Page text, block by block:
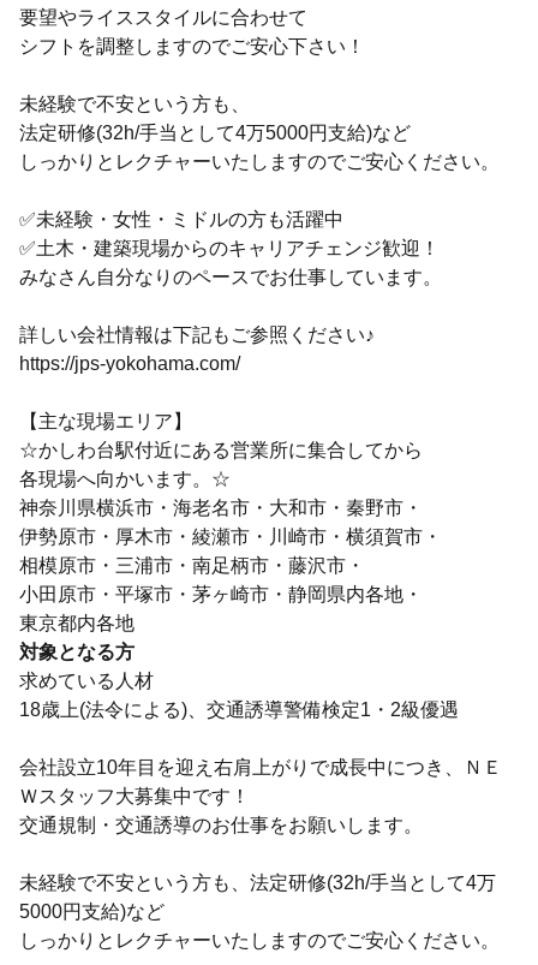
要望やライススタイルに合わせて
シフトを調整しますのでご安心下さい！
未経験で不安という方も、
法定研修(32h/手当として4万5000円支給)など
しっかりとレクチャーいたしますのでご安心ください。
✅未経験・女性・ミドルの方も活躍中
✅土木・建築現場からのキャリアチェンジ歓迎！
みなさん自分なりのペースでお仕事しています。
詳しい会社情報は下記もご参照ください♪
https://jps-yokohama.com/
【主な現場エリア】
☆かしわ台駅付近にある営業所に集合してから
各現場へ向かいます。☆
神奈川県横浜市・海老名市・大和市・秦野市・
伊勢原市・厚木市・綾瀬市・川崎市・横須賀市・
相模原市・三浦市・南足柄市・藤沢市・
小田原市・平塚市・茅ヶ崎市・静岡県内各地・
東京都内各地
対象となる方
求めている人材
18歳上(法令による)、交通誘導警備検定1・2級優遇
会社設立10年目を迎え右肩上がりで成長中につき、ＮＥ
Ｗスタッフ大募集中です！
交通規制・交通誘導のお仕事をお願いします。
未経験で不安という方も、法定研修(32h/手当として4万
5000円支給)など
しっかりとレクチャーいたしますのでご安心ください。